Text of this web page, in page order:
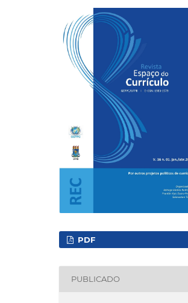
PDF
PUBLICADO